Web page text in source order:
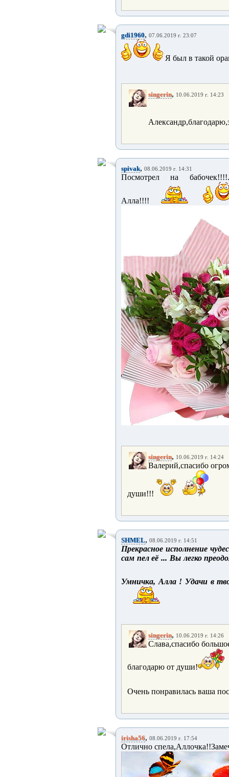
gdi1960, 07.06.2019 г. 23:07
Я был в такой
singerin, 10.06.2019 г. 14:23
spivak, 08.06.2019 г. 14:31
Посмотрел на
Алла!!!!
singerin, 10.06.2019 г. 14:24
Валерий,спасибо
души!!!
SHMEL, 08.06.2019 г. 14:51
Прекрасное исполнение
сам пел её ... Вы легко
Умничка, Алла ! Удачи в
singerin, 10.06.2019 г. 14:26
Слава,спасибо
благодарю от души!
Очень понравилась ваша
irisha56, 08.06.2019 г. 17:54
Отлично